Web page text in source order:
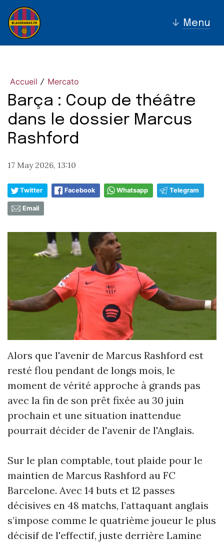
↓ Menu
Accueil / Mercato
Barça : Coup de théâtre
dans le dossier Marcus
Rashford
17 May 2026, 13:10
Twitter Facebook Whatsapp Telegram
Email
Alors que l'avenir de Marcus Rashford est
resté flou pendant de longs mois, le
moment de vérité approche à grands pas
avec la fin de son prêt fixée au 30 juin
prochain et une situation inattendue
pourrait décider de l'avenir de l'Anglais.
Sur le plan comptable, tout plaide pour le
maintien de Marcus Rashford au FC
Barcelone. Avec 14 buts et 12 passes
décisives en 48 matchs, l’attaquant anglais
s’impose comme le quatrième joueur le plus
décisif de l'effectif, juste derrière Lamine